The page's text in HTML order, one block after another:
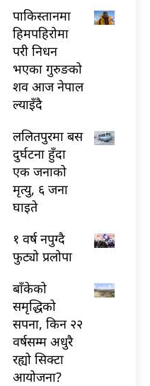
पाकिस्तानमा
हिमपहिरोमा
परी निधन
भएका गुरुङको
शव आज नेपाल
ल्याइँदै
ललितपुरमा बस
दुर्घटना हुँदा
एक जनाको
मृत्यु, ६ जना
घाइते
१ वर्ष नपुग्दै
फुट्यो प्रलोपा
बाँकेको
समृद्धिको
सपना, किन २२
वर्षसम्म अधुरै
रह्यो सिक्टा
आयोजना?